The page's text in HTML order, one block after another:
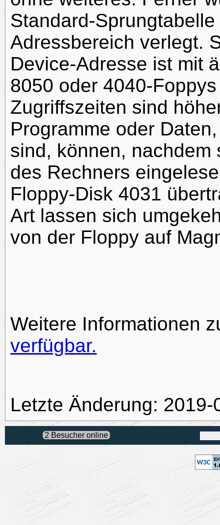
Standard-
Adressbereich verlegt.
Device-Adresse ist mit
8050 oder 4040-
Zugriffszeiten sind
Programme oder
sind, können, nachdem
des Rechners
Floppy-Disk 4031
Art lassen sich
von der Floppy auf
Weitere Informationen
verfügbar.
Letzte Änderung: 2019-
2 Besucher online